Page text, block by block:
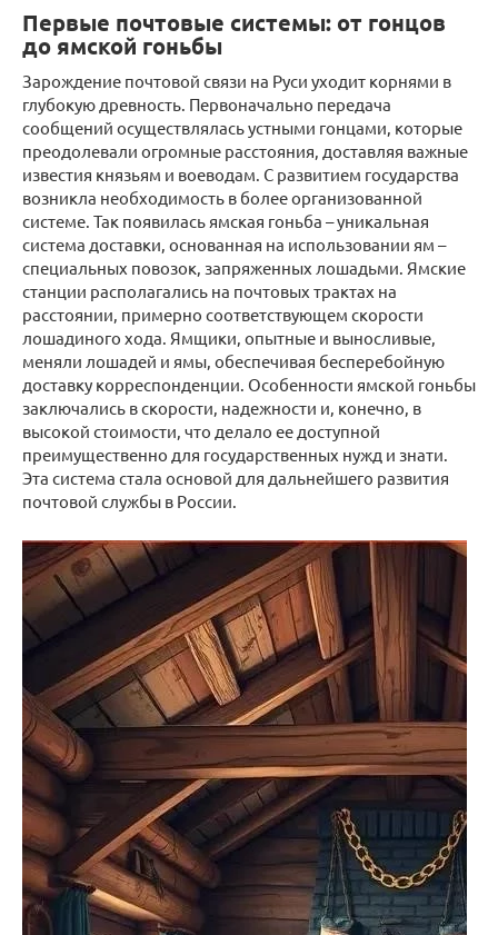
Первые почтовые системы: от гонцов
до ямской гоньбы
Зарождение почтовой связи на Руси уходит корнями в
глубокую древность. Первоначально передача
сообщений осуществлялась устными гонцами, которые
преодолевали огромные расстояния, доставляя важные
известия князьям и воеводам. С развитием государства
возникла необходимость в более организованной
системе. Так появилась ямская гоньба – уникальная
система доставки, основанная на использовании ям –
специальных повозок, запряженных лошадьми. Ямские
станции располагались на почтовых трактах на
расстоянии, примерно соответствующем скорости
лошадиного хода. Ямщики, опытные и выносливые,
меняли лошадей и ямы, обеспечивая бесперебойную
доставку корреспонденции. Особенности ямской гоньбы
заключались в скорости, надежности и, конечно, в
высокой стоимости, что делало ее доступной
преимущественно для государственных нужд и знати.
Эта система стала основой для дальнейшего развития
почтовой службы в России.